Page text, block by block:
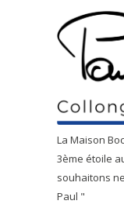
La Maison
3ème étoile
souhaitons
Paul "